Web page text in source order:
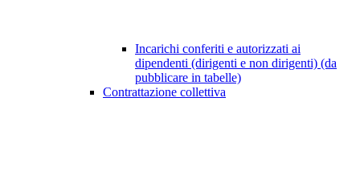
Incarichi conferiti e autorizzati ai
dipendenti (dirigenti e non dirigenti) (da
pubblicare in tabelle)
Contrattazione collettiva